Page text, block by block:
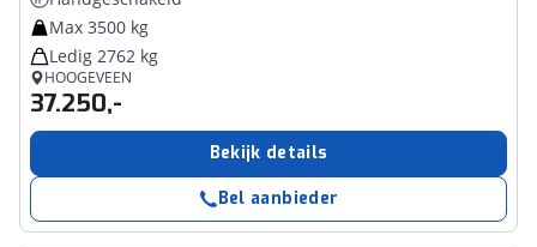
Max 3500 kg
Ledig 2762 kg
HOOGEVEEN
37.250,-
Bekijk details
Bel aanbieder